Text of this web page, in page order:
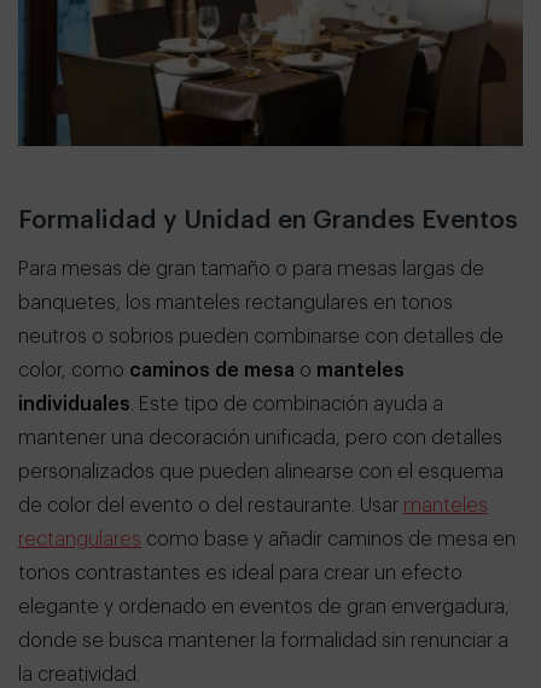
Formalidad y Unidad en Grandes Eventos
Para mesas de gran tamaño o para mesas largas de
banquetes, los manteles rectangulares en tonos
neutros o sobrios pueden combinarse con detalles de
color, como caminos de mesa o manteles
individuales . Este tipo de combinación ayuda a
mantener una decoración unificada, pero con detalles
personalizados que pueden alinearse con el esquema
de color del evento o del restaurante. Usar manteles
rectangulares como base y añadir caminos de mesa en
tonos contrastantes es ideal para crear un efecto
elegante y ordenado en eventos de gran envergadura,
donde se busca mantener la formalidad sin renunciar a
la creatividad.